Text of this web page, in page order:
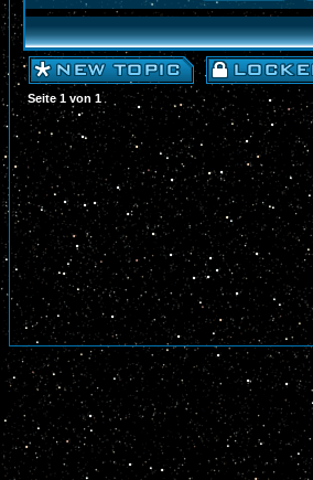
Seite1 von 1